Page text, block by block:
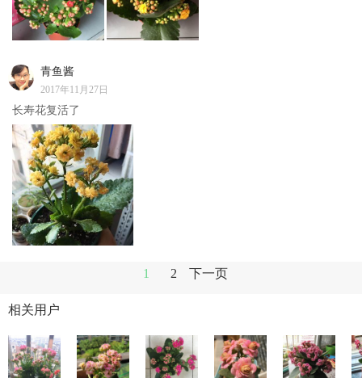
青鱼酱
2017年11月27日
长寿花复活了
1 2 下一页
相关用户